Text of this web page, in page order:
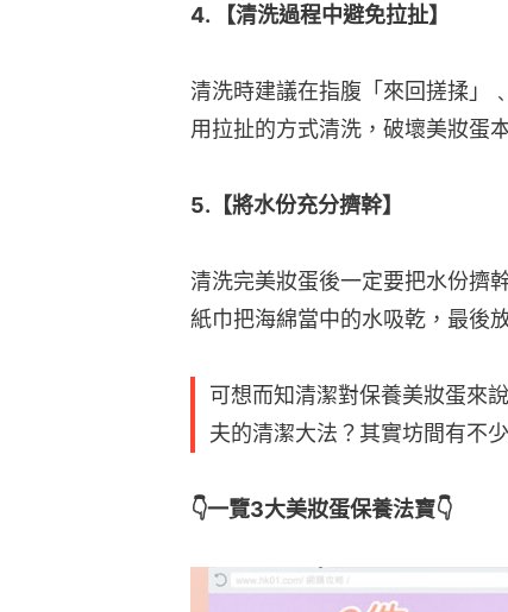
4. 【清洗過程中避免拉扯】
清洗時建議在指腹「來回搓揉」
用拉扯的方式清洗，破壞美妝蛋
5.【將水份充分擠幹】
清洗完美妝蛋後一定要把水份擠
紙巾把海綿當中的水吸乾，最後
可想而知清潔對保養美妝蛋來
夫的清潔大法？其實坊間有不
👇一覽3大美妝蛋保養法寶👇